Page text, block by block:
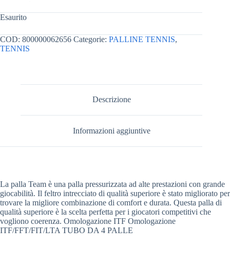
Esaurito
COD: 800000062656 Categorie: PALLINE TENNIS,
TENNIS
Descrizione
Informazioni aggiuntive
La palla Team è una palla pressurizzata ad alte prestazioni con grande
giocabilità. Il feltro intrecciato di qualità superiore è stato migliorato per
trovare la migliore combinazione di comfort e durata. Questa palla di
qualità superiore è la scelta perfetta per i giocatori competitivi che
vogliono coerenza. Omologazione ITF Omologazione
ITF/FFT/FIT/LTA TUBO DA 4 PALLE